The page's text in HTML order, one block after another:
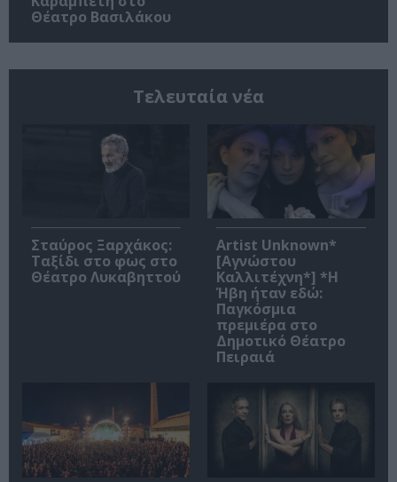
Θέατρο Βασιλάκου
Τελευταία νέα
Σταύρος Ξαρχάκος:
Ταξίδι στο φως στο
Θέατρο Λυκαβηττού
Artist Unknown*
[Αγνώστου
Καλλιτέχνη*] *Η
Ήβη ήταν εδώ:
Παγκόσμια
πρεμιέρα στο
Δημοτικό Θέατρο
Πειραιά